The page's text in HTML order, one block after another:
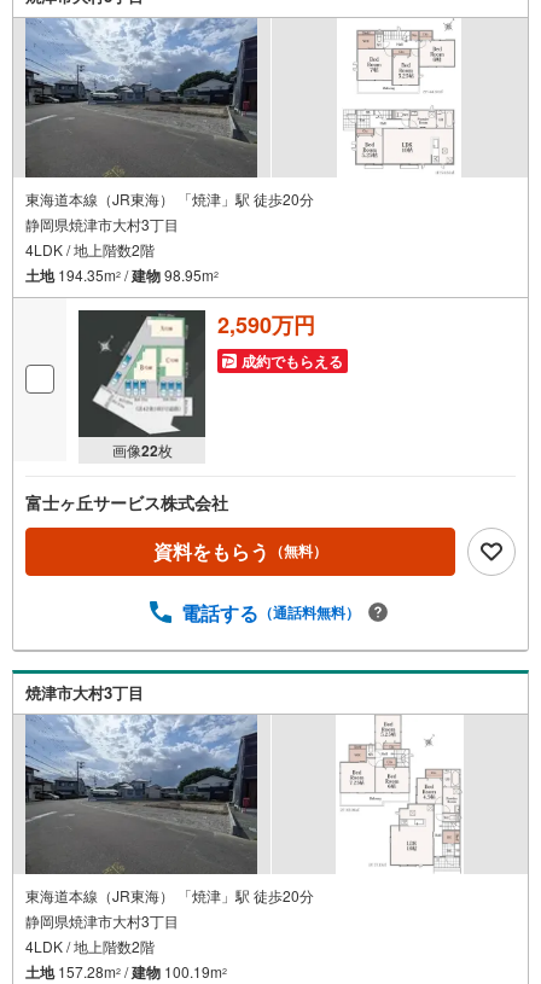
東海道本線（JR東海） 「焼津」駅 徒歩20分
静岡県焼津市大村3丁目
4LDK / 地上階数2階
土地194.35m2 /建物98.95m2
画像22枚
2,590万円
成約でもらえる
富士ヶ丘サービス株式会社
資料をもらう （無料）
電話する （通話料無料）
焼津市大村3丁目
東海道本線（JR東海） 「焼津」駅 徒歩20分
静岡県焼津市大村3丁目
4LDK / 地上階数2階
土地157.28m2 /建物 100.19m2